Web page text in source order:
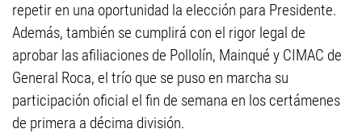
repetir en una oportunidad la elección para Presidente.
Además, también se cumplirá con el rigor legal de
aprobar las afiliaciones de Pollolín, Mainqué y CIMAC de
General Roca, el trío que se puso en marcha su
participación oficial el fin de semana en los certámenes
de primera a décima división.